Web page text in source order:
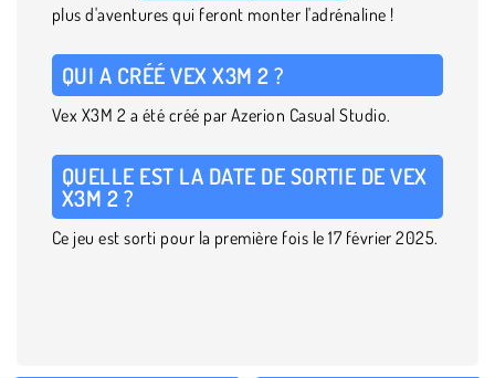
plus d'aventures qui feront monter l'adrénaline !
QUI A CRÉÉ VEX X3M 2 ?
Vex X3M 2 a été créé par Azerion Casual Studio.
QUELLE EST LA DATE DE SORTIE DE VEX
X3M 2 ?
Ce jeu est sorti pour la première fois le 17 février 2025.